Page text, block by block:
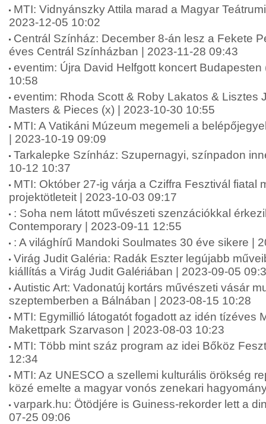
MTI: Vidnyánszky Attila marad a Magyar
2023-12-05 10:02
Centrál Színház: December 8-án lesz a Fekete
éves Centrál Színházban | 2023-11-28 09:43
eventim: Újra David Helfgott koncert Budapesten
10:58
eventim: Rhoda Scott & Roby Lakatos & Lisztes
Masters & Pieces (x) | 2023-10-30 10:55
MTI: A Vatikáni Múzeum megemeli a
| 2023-10-19 09:09
Tarkalepke Színház: Szupernagyi, színpadon
10-12 10:37
MTI: Október 27-ig várja a Cziffra Fesztivál fiatal
projektötleteit | 2023-10-03 09:17
: Soha nem látott művészeti szenzációkkal
Contemporary | 2023-09-11 12:55
: A világhírű Mandoki Soulmates 30 éve sikere |
Virág Judit Galéria: Radák Eszter legújabb
kiállítás a Virág Judit Galériában | 2023-09-05
Autistic Art: Vadonatúj kortárs művészeti vásár
szeptemberben a Bálnában | 2023-08-15 10:28
MTI: Egymillió látogatót fogadott az idén tízéves
Makettpark Szarvason | 2023-08-03 10:23
MTI: Több mint száz program az idei Bőköz
12:34
MTI: Az UNESCO a szellemi kulturális örökség
közé emelte a magyar vonós zenekari
varpark.hu: Ötödjére is Guiness-rekorder lett a
07-25 09:06